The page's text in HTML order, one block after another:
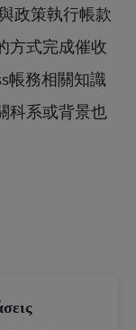
政策執行帳款
方式完成催收
帳務相關知識
科系或背景也